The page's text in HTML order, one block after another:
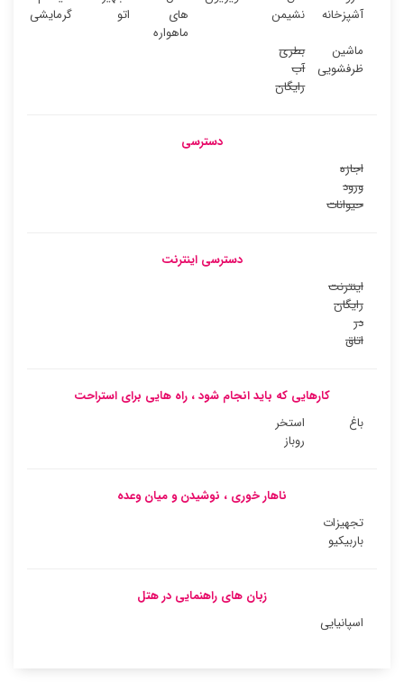
آشپزخانه
نشیمن
های
ماهواره
اتو
گرمایشی
ماشین
ظرفشویی
بطری
آب
رایگان
دسترسی
اجازه
ورود
حیوانات
دسترسی اینترنت
اینترنت
رایگان
در
اتاق
کارهایی که باید انجام شود ، راه هایی برای استراحت
باغ
استخر
روباز
ناهار خوری ، نوشیدن و میان وعده
تجهیزات
باربیکیو
زبان های راهنمایی در هتل
اسپانیایی